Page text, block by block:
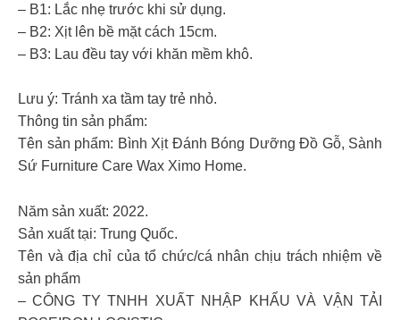
– B1: Lắc nhẹ trước khi sử dụng.
– B2: Xịt lên bề mặt cách 15cm.
– B3: Lau đều tay với khăn mềm khô.
Lưu ý: Tránh xa tầm tay trẻ nhỏ.
Thông tin sản phẩm:
Tên sản phẩm: Bình Xịt Đánh Bóng Dưỡng Đồ Gỗ, Sành
Sứ Furniture Care Wax Ximo Home.
Năm sản xuất: 2022.
Sản xuất tại: Trung Quốc.
Tên và địa chỉ của tổ chức/cá nhân chịu trách nhiệm về
sản phẩm
– CÔNG TY TNHH XUẤT NHẬP KHẨU VÀ VẬN TẢI